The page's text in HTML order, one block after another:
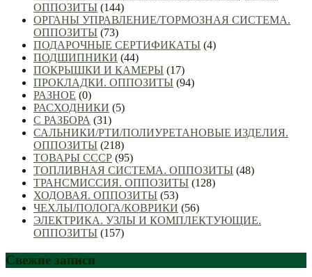
ОППОЗИТЫ (144)
ОРГАНЫ УПРАВЛЕНИЕ/ТОРМОЗНАЯ СИСТЕМА.
ОППОЗИТЫ (73)
ПОДАРОЧНЫЕ СЕРТИФИКАТЫ (4)
ПОДШИПНИКИ (44)
ПОКРЫШКИ И КАМЕРЫ (17)
ПРОКЛАДКИ. ОППОЗИТЫ (94)
РАЗНОЕ (0)
РАСХОДНИКИ (5)
С РАЗБОРА (31)
САЛЬНИКИ/РТИ/ПОЛИУРЕТАНОВЫЕ ИЗДЕЛИЯ.
ОППОЗИТЫ (218)
ТОВАРЫ СССР (95)
ТОПЛИВНАЯ СИСТЕМА. ОППОЗИТЫ (48)
ТРАНСМИССИЯ. ОППОЗИТЫ (128)
ХОДОВАЯ. ОППОЗИТЫ (53)
ЧЕХЛЫ/ПОЛОГА/КОВРИКИ (56)
ЭЛЕКТРИКА. УЗЛЫ И КОМПЛЕКТУЮЩИЕ.
ОППОЗИТЫ (157)
Свежие записи